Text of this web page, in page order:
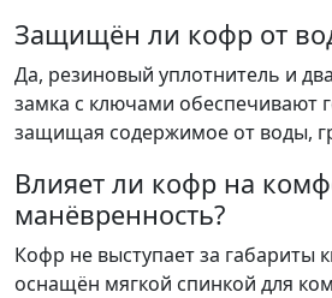
Защищён ли кофр от
Да, резиновый уплотнитель и
замка с ключами обеспечивают
защищая содержимое от воды,
Влияет ли кофр на
манёвренность?
Кофр не выступает за габариты
оснащён мягкой спинкой для